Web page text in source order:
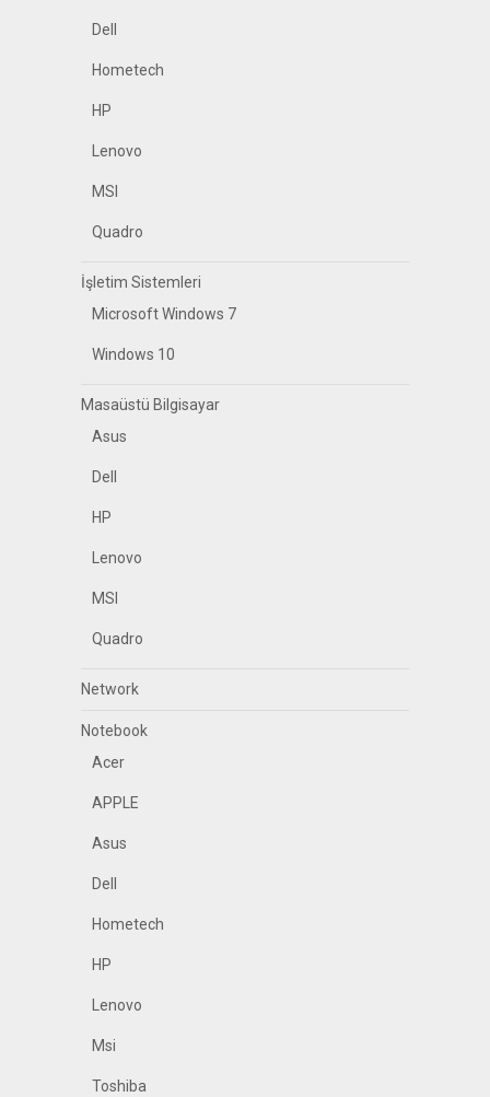
Dell
Hometech
HP
Lenovo
MSI
Quadro
İşletim Sistemleri
Microsoft Windows 7
Windows 10
Masaüstü Bilgisayar
Asus
Dell
HP
Lenovo
MSI
Quadro
Network
Notebook
Acer
APPLE
Asus
Dell
Hometech
HP
Lenovo
Msi
Toshiba